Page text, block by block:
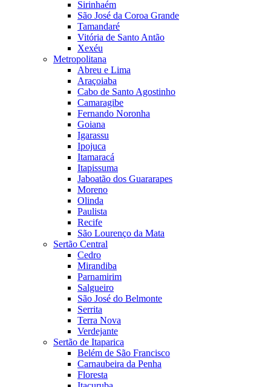
Sirinhaém
São José da Coroa Grande
Tamandaré
Vitória de Santo Antão
Xexéu
Metropolitana
Abreu e Lima
Araçoiaba
Cabo de Santo Agostinho
Camaragibe
Fernando Noronha
Goiana
Igarassu
Ipojuca
Itamaracá
Itapissuma
Jaboatão dos Guararapes
Moreno
Olinda
Paulista
Recife
São Lourenço da Mata
Sertão Central
Cedro
Mirandiba
Parnamirim
Salgueiro
São José do Belmonte
Serrita
Terra Nova
Verdejante
Sertão de Itaparica
Belém de São Francisco
Carnaubeira da Penha
Floresta